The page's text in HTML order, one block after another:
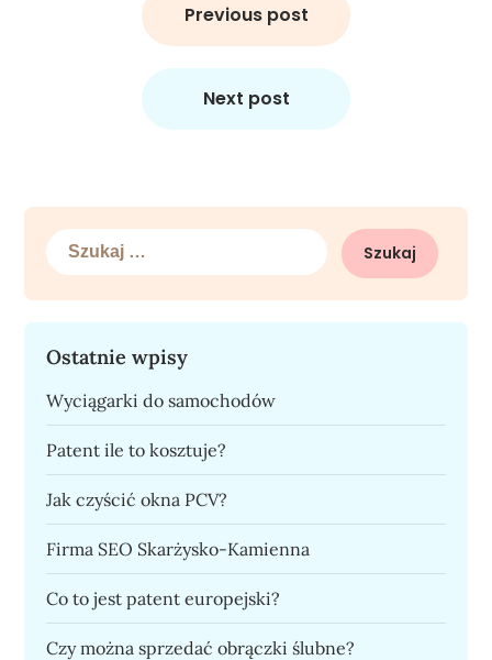
Previous post
Next post
Szukaj:
Ostatnie wpisy
Wyciągarki do samochodów
Patent ile to kosztuje?
Jak czyścić okna PCV?
Firma SEO Skarżysko-Kamienna
Co to jest patent europejski?
Czy można sprzedać obrączki ślubne?